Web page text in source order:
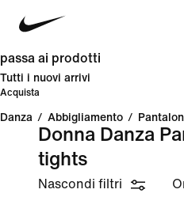
passa ai prodotti
Tutti i nuovi arrivi
Acquista
Danza / Abbigliamento /
Donna Danza
tights
Nascondi filtri